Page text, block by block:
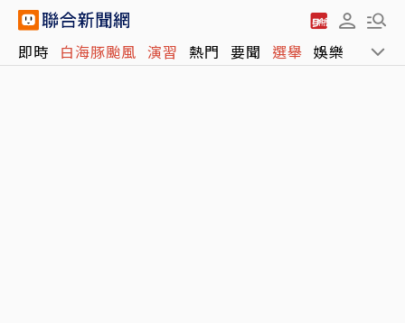
即時 白海豚颱風 演習 熱門 要聞 選舉 娛樂 運動